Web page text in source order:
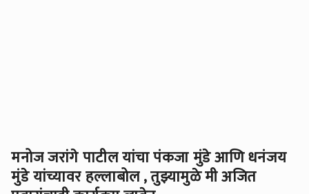
मनोज जरांगे पाटील यांचा पंकजा मुंडे आणि धनंजय
मुंडे यांच्यावर हल्लाबोल , तुझ्यामुळे मी अजित